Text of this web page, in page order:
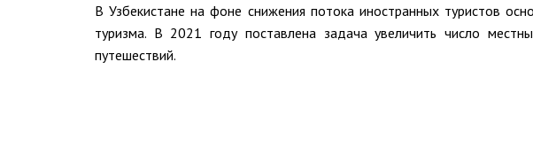
В Узбекистане на фоне снижения потока иностранных туристов
туризма. В 2021 году поставлена задача увеличить число
путешествий.